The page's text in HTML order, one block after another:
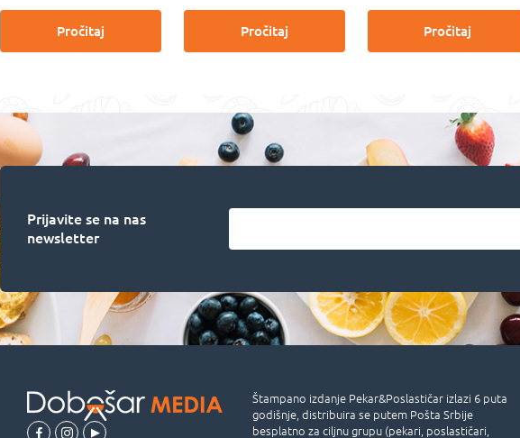
Pročitaj Pročitaj Pročitaj
Prijavite se na nas
newsletter
Štampano izdanje Pekar&Poslastičar izlazi 6 puta
godišnje, distribuira se putem Pošta Srbije
besplatno za ciljnu grupu (pekari, poslastičari,